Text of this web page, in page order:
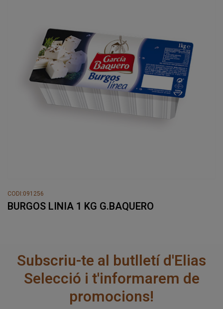
CODI:091256
BURGOS LINIA 1 KG G.BAQUERO
Subscriu-te al butlletí d'Elias
Selecció i t'informarem de
promocions!